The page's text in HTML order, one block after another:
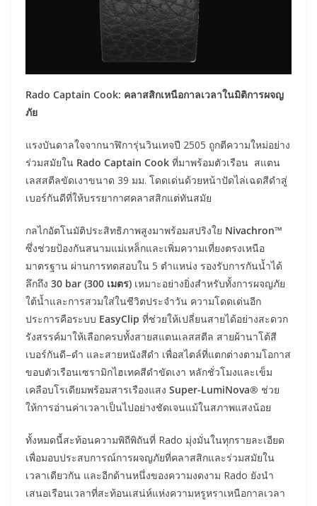
Rado Captain Cook: คลาสสิกเหนือกาลเวลาในมิติการผจญ
ภัย
แรงบันดาลใจจากนาฬิการุ่นวินเทจปี 2505 ถูกตีความใหม่อย่าง
ร่วมสมัยใน Rado Captain Cook ที่มาพร้อมตัวเรือน สแตน
เลสสตีลขัดเงาขนาด 39 มม. โดดเด่นด้วยหน้าปัดไล่เฉดสีดำสู่
เบอร์กันดีที่ให้บรรยากาศคลาสสิกแต่ทันสมัย
กลไกอัตโนมัติประสิทธิภาพสูงมาพร้อมสปริงใย Nivachron™
ซึ่งช่วยป้องกันสนามแม่เหล็กและเพิ่มความเที่ยงตรงเหนือ
มาตรฐาน ผ่านการทดสอบใน 5 ตำแหน่ง รองรับการกันน้ำได้
ลึกถึง 30 bar (300 เมตร) เหมาะอย่างยิ่งสำหรับทั้งการผจญภัย
ใต้น้ำและการสวมใส่ในชีวิตประจำวัน ความโดดเด่นอีก
ประการคือระบบ EasyClip ที่ช่วยให้เปลี่ยนสายได้อย่างสะดวก
รังสรรค์มาให้เลือกครบทั้งสายสแตนเลสสตีล สายผ้านาโต้สี
เบอร์กันดี–ดำ และสายหนังสีดำ เพื่อสไตล์ที่แตกต่างตามโอกาส
ขอบตัวเรือนเซรามิกไฮเทคสีดำขัดเงา หลักชั่วโมงและเข็ม
เคลือบโรเดียมพร้อมสารเรืองแสง Super-LumiNova® ช่วย
ให้การอ่านค่าเวลาเป็นไปอย่างชัดเจนแม้ในสภาพแสงน้อย
ทั้งหมดนี้สะท้อนความพิถีพิถันที่ Rado มุ่งมั่นในทุกรายละเอียด
เพื่อมอบประสบการณ์การผจญภัยที่คลาสสิกและร่วมสมัยใน
เวลาเดียวกัน และอีกด้านหนึ่งของความงดงาม Rado ยังนำ
เสนอเรือนเวลาที่สะท้อนเสน่ห์แห่งความหรูหราเหนือกาลเวลา